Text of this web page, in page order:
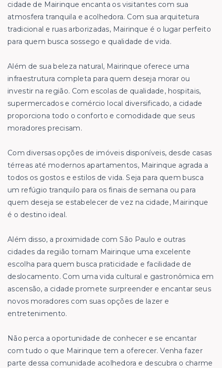
cidade de Mairinque encanta os visitantes com sua
atmosfera tranquila e acolhedora. Com sua arquitetura
tradicional e ruas arborizadas, Mairinque é o lugar perfeito
para quem busca sossego e qualidade de vida.
Além de sua beleza natural, Mairinque oferece uma
infraestrutura completa para quem deseja morar ou
investir na região. Com escolas de qualidade, hospitais,
supermercados e comércio local diversificado, a cidade
proporciona todo o conforto e comodidade que seus
moradores precisam.
Com diversas opções de imóveis disponíveis, desde casas
térreas até modernos apartamentos, Mairinque agrada a
todos os gostos e estilos de vida. Seja para quem busca
um refúgio tranquilo para os finais de semana ou para
quem deseja se estabelecer de vez na cidade, Mairinque
é o destino ideal.
Além disso, a proximidade com São Paulo e outras
cidades da região tornam Mairinque uma excelente
escolha para quem busca praticidade e facilidade de
deslocamento. Com uma vida cultural e gastronômica em
ascensão, a cidade promete surpreender e encantar seus
novos moradores com suas opções de lazer e
entretenimento.
Não perca a oportunidade de conhecer e se encantar
com tudo o que Mairinque tem a oferecer. Venha fazer
parte dessa comunidade acolhedora e descubra o charme